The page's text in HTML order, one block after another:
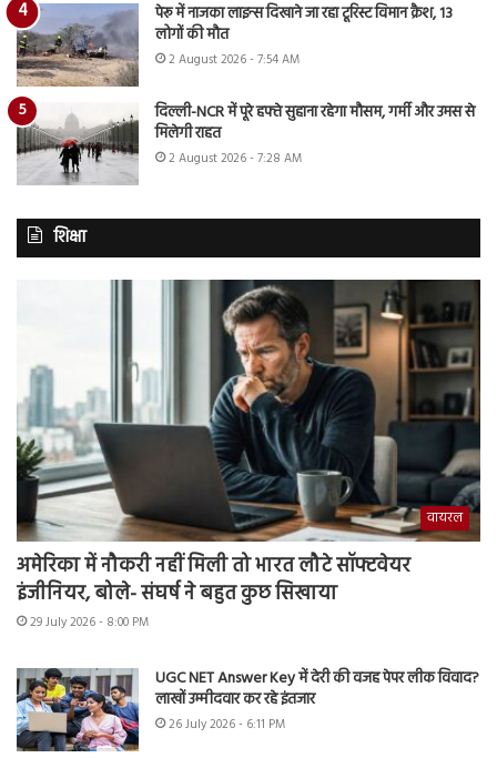
पेरू में नाजका लाइन्स दिखाने जा रहा टूरिस्ट विमान क्रैश, 13
लोगों की मौत
2 August 2026 - 7:54 AM
दिल्ली-NCR में पूरे हफ्ते सुहाना रहेगा मौसम, गर्मी और उमस से
मिलेगी राहत
2 August 2026 - 7:28 AM
शिक्षा
वायरल
अमेरिका में नौकरी नहीं मिली तो भारत लौटे सॉफ्टवेयर
इंजीनियर, बोले- संघर्ष ने बहुत कुछ सिखाया
29 July 2026 - 8:00 PM
UGC NET Answer Key में देरी की वजह पेपर लीक विवाद?
लाखों उम्मीदवार कर रहे इंतजार
26 July 2026 - 6:11 PM